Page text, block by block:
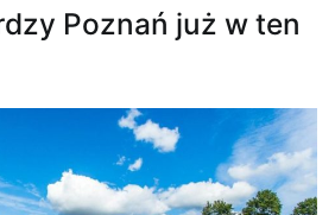
Poznań już w ten